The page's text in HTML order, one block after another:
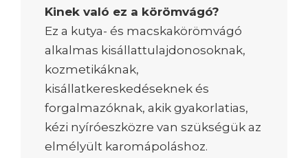
Kinek való ez a körömvágó?
Ez a kutya- és macskakörömvágó
alkalmas kisállattulajdonosoknak,
kozmetikáknak,
kisállatkereskedéseknek és
forgalmazóknak, akik gyakorlatias,
kézi nyíróeszközre van szükségük az
elmélyült karomápoláshoz.